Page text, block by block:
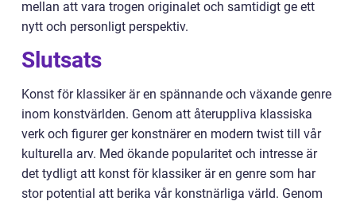
mellan att vara trogen originalet och samtidigt ge ett
nytt och personligt perspektiv.
Slutsats
Konst för klassiker är en spännande och växande genre
inom konstvärlden. Genom att återuppliva klassiska
verk och figurer ger konstnärer en modern twist till vår
kulturella arv. Med ökande popularitet och intresse är
det tydligt att konst för klassiker är en genre som har
stor potential att berika vår konstnärliga värld. Genom